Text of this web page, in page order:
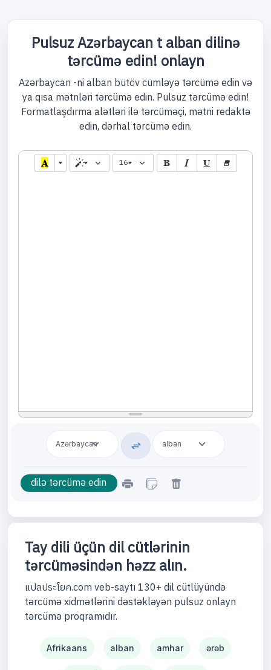
Pulsuz Azərbaycan t alban dilinə
tərcümə edin! onlayn
Azərbaycan -ni alban bütöv cümləyə tərcümə edin və
ya qısa mətnləri tərcümə edin. Pulsuz tərcümə edin!
Formatlaşdırma alətləri ilə tərcüməçi, mətni redaktə
edin, dərhal tərcümə edin.
16
Tay dili üçün dil cütlərinin
tərcüməsindən həzz alın.
แปลประโยค.com veb-saytı 130+ dil cütlüyündə
tərcümə xidmətlərini dəstəkləyən pulsuz onlayn
tərcümə proqramıdır.
Afrikaans alban amhar ərəb